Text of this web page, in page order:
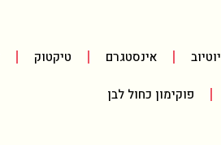
יוטיוב אינסטגרם טיקטוק
פוקימון כחול לבן